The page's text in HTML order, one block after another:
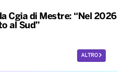
Cgia di Mestre: “Nel 2026
al Sud”
ALTRO